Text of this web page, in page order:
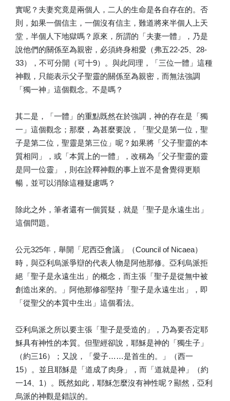
實呢？夫妻究竟是兩個人，二人的生命是各自存在的。否
則，如果一個信主，一個沒有信主，難道將來半個人上天
堂，半個人下地獄嗎？原來，所謂的「夫妻一體」，乃是
說他們的關係至為親密，必須終身相愛（弗五22-25、28-
33），不可分開（可十9）。與此同理，「三位一體」這種
神觀，只能表示父子聖靈的關係至為親密，而無法強調
「獨一神」這個觀念。不是嗎？
其二是，「一體」的重點既然在於強調，神的存在是「獨
一」這個觀念；那麼，為甚麼要說，「聖父是第一位，聖
子是第二位，聖靈是第三位」呢？如果將「父子聖靈的本
質相同」，或「本質上的一體」，改稱為「父子聖靈的靈
是同一位靈」，則在詮釋神觀的事上豈不是會覺得更順
暢，並可以消除這種疑慮嗎？
除此之外，筆者還有一個質疑，就是「聖子是永遠生出」
這個問題。
公元325年，舉開「尼西亞會議」（Council of Nicaea）
時，與亞利烏派爭辯的代表人物是阿他那修。亞利烏派拒
絕「聖子是永遠生出」的概念，而主張「聖子是從無中被
創造出來的。」阿他那修卻堅持「聖子是永遠生出」，即
「從聖父的本質中生出」這個看法。
亞利烏派之所以要主張「聖子是受造的」，乃為要否定耶
穌具有神性的本質。但聖經卻說，耶穌是神的「獨生子」
（約三16）；又說，「愛子……是首生的。」（西一
15）。並且耶穌是「道成了肉身」，而「道就是神」（約
一14、1）。既然如此，耶穌怎麼沒有神性呢？顯然，亞利
烏派的神觀是錯誤的。